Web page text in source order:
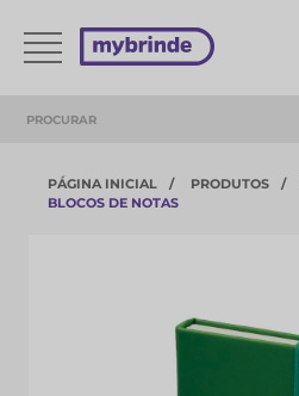
PÁGINA INICIAL PRODUTOS
BLOCOS DE NOTAS